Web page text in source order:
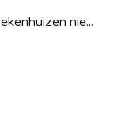
Privéklinieken helpen ziekenhuizen niet uit de brand: 'We willen de reguliere zorg in stand houden'